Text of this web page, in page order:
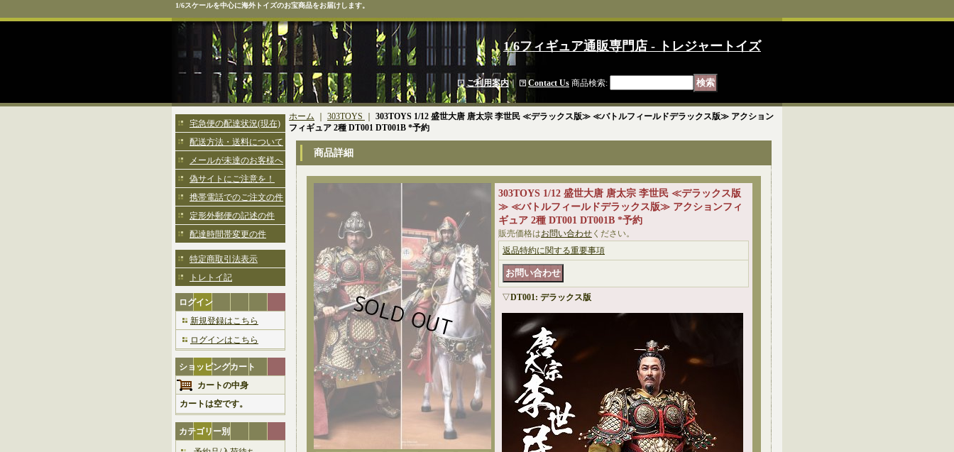
1/6スケールを中心に海外トイズのお宝商品をお届けします。
1/6フィギュア通販専門店 - トレジャートイズ
ご利用案内｜ Contact Us 商品検索:
宅急便の配達状況(現在)
配送方法・送料について
メールが未達のお客様へ
偽サイトにご注意を！
携帯電話でのご注文の件
定形外郵便の記述の件
配達時間帯変更の件
特定商取引法表示
トレトイ記
ログイン
新規登録はこちら
ログインはこちら
ショッピングカート
カートの中身
カートは空です。
カテゴリー別
ホーム 303TOYS
303TOYS 1/12 盛世大唐 唐太宗 李世民 ≪デラックス版≫ ≪バトルフィールドデラックス版≫ アクション
フィギュア 2種 DT001 DT001B *予約
商品詳細
303TOYS 1/12 盛世大唐 唐太宗 李世民 ≪デラックス版
≫ ≪バトルフィールドデラックス版≫ アクションフィ
ギュア 2種 DT001 DT001B *予約
販売価格はお問い合わせ ください。
返品特約に関する重要事項
▽DT001: デラックス版